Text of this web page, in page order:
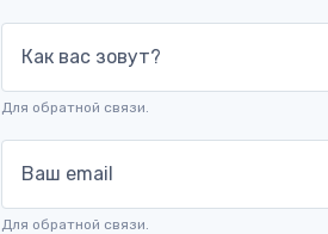
Как вас зовут?
Для обратной связи.
Ваш email
Для обратной связи.